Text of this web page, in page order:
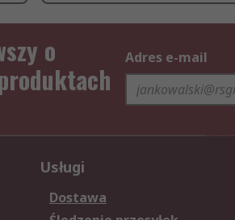
o
Adres e-mail
Usługi
Dostawa